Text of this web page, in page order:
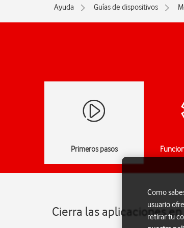
Ayuda Guías de dispositivos
Primeros pasos
Cierra las aplicaciones
Como
usuario
retirar tu